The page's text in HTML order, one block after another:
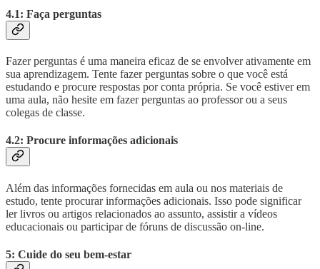
4.1: Faça perguntas
Fazer perguntas é uma maneira eficaz de se envolver ativamente em
sua aprendizagem. Tente fazer perguntas sobre o que você está
estudando e procure respostas por conta própria. Se você estiver em
uma aula, não hesite em fazer perguntas ao professor ou a seus
colegas de classe.
4.2: Procure informações adicionais
Além das informações fornecidas em aula ou nos materiais de
estudo, tente procurar informações adicionais. Isso pode significar
ler livros ou artigos relacionados ao assunto, assistir a vídeos
educacionais ou participar de fóruns de discussão on-line.
5: Cuide do seu bem-estar